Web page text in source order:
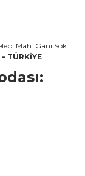
Mah. Gani Sok.
TÜRKİYE